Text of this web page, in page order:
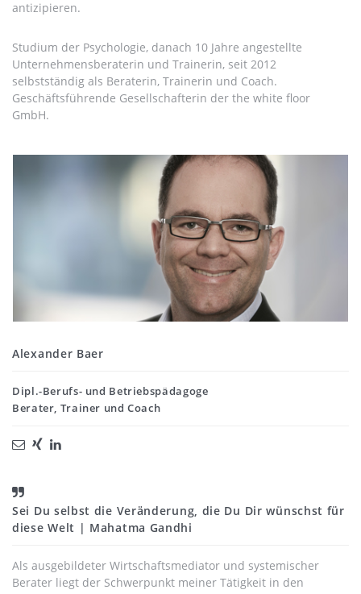
antizipieren.
Studium der Psychologie, danach 10 Jahre angestellte
Unternehmensberaterin und Trainerin, seit 2012
selbstständig als Beraterin, Trainerin und Coach.
Geschäftsführende Gesellschafterin der the white floor
GmbH.
Alexander Baer
Dipl.-Berufs- und Betriebspädagoge
Berater, Trainer und Coach
Sei Du selbst die Veränderung, die Du Dir wünschst für
diese Welt | Mahatma Gandhi
Als ausgebildeter Wirtschaftsmediator und systemischer
Berater liegt der Schwerpunkt meiner Tätigkeit in den